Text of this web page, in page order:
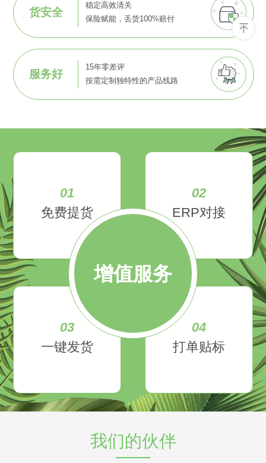
货安全
稳定高效清关
保险赋能，丢货100%赔付
服务好
15年零差评
按需定制独特性的产品线路
增值服务
01
免费提货
02
ERP对接
03
一键发货
04
打单贴标
我们的伙伴